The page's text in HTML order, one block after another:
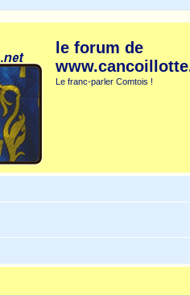
le forum de
Le franc-parler Comtois !